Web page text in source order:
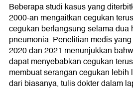
Beberapa studi kasus yang
2000-an mengaitkan cegukan
cegukan berlangsung selama dua
pneumonia. Penelitian medis
2020 dan 2021 menunjukkan
dapat menyebabkan cegukan
membuat serangan cegukan lebih
dari biasanya, tulis dokter dalam